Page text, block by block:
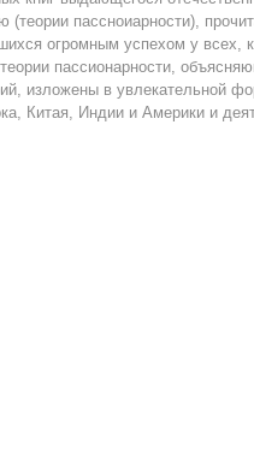
(теории пассноиарности),
огромным успехом у всех,
пассионарности,
изложены в увлекательной
Китая, Индии и Америки и